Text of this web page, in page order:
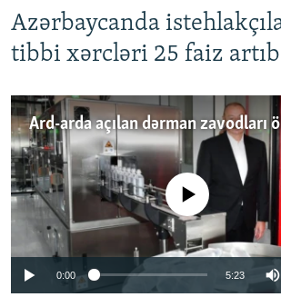
Azərbaycanda
tibbi xərcləri 25 faiz artıb
No media source currently
0:00 5:23